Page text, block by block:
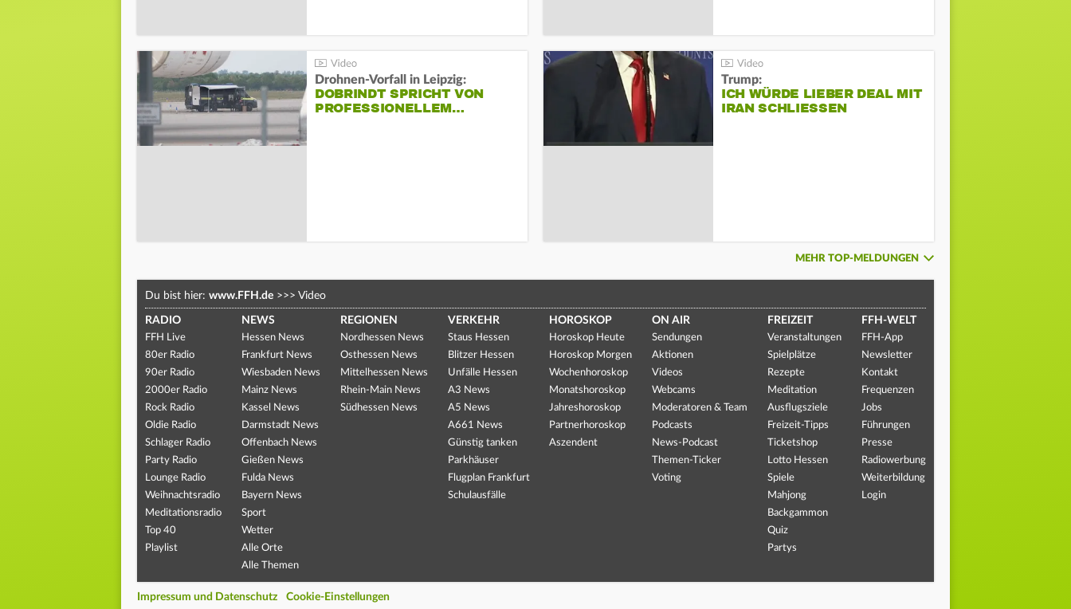
Drohnen-Vorfall in Leipzig:
DOBRINDT SPRICHT VON
PROFESSIONELLEM…
Trump:
ICH WÜRDE LIEBER DEAL MIT
IRAN SCHLIESSEN
MEHR TOP-MELDUNGEN
Du bist hier: www.FFH.de >>> Video
RADIO
FFH Live
80er Radio
90er Radio
2000er Radio
Rock Radio
Oldie Radio
Schlager Radio
Party Radio
Lounge Radio
Weihnachtsradio
Meditationsradio
Top 40
Playlist
NEWS
Hessen News
Frankfurt News
Wiesbaden News
Mainz News
Kassel News
Darmstadt News
Offenbach News
Gießen News
Fulda News
Bayern News
Sport
Wetter
Alle Orte
Alle Themen
REGIONEN
Nordhessen News
Osthessen News
Mittelhessen News
Rhein-Main News
Südhessen News
VERKEHR
Staus Hessen
Blitzer Hessen
Unfälle Hessen
A3 News
A5 News
A661 News
Günstig tanken
Parkhäuser
Flugplan Frankfurt
Schulausfälle
HOROSKOP
Horoskop Heute
Horoskop Morgen
Wochenhoroskop
Monatshoroskop
Jahreshoroskop
Partnerhoroskop
Aszendent
ON AIR
Sendungen
Aktionen
Videos
Webcams
Moderatoren & Team
Podcasts
News-Podcast
Themen-Ticker
Voting
FREIZEIT
Veranstaltungen
Spielplätze
Rezepte
Meditation
Ausflugsziele
Freizeit-Tipps
Ticketshop
Lotto Hessen
Spiele
Mahjong
Backgammon
Quiz
Partys
FFH-WELT
FFH-App
Newsletter
Kontakt
Frequenzen
Jobs
Führungen
Presse
Radiowerbung
Weiterbildung
Login
Impressum und Datenschutz Cookie-Einstellungen